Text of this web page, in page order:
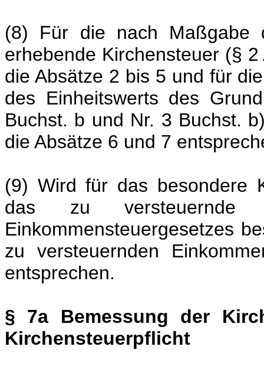
(8) Für die nach Maßgabe
erhebende Kirchensteuer (§
die Absätze 2 bis 5 und für
des Einheitswerts des
Buchst. b und Nr. 3 Buchst.
die Absätze 6 und 7
(9) Wird für das besondere
das zu versteuernde
Einkommensteuergesetzes
zu versteuernden
entsprechen.
§ 7a Bemessung der
Kirchensteuerpflicht